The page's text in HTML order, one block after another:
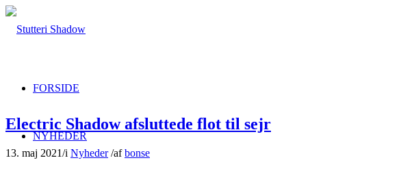
FORSIDE
NYHEDER
Electric Shadow afsluttede flot til sejr
13. maj 2021/i Nyheder /afbonse